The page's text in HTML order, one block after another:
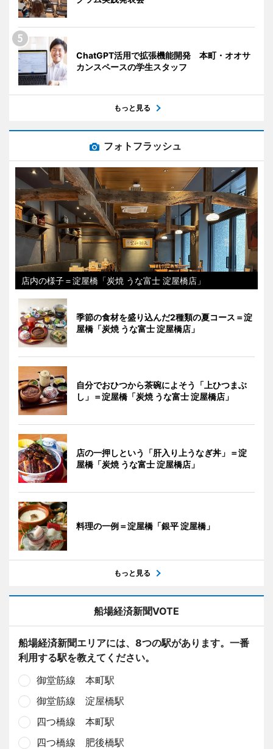
ChatGPT活用で拡張機能開発 本町・オオサ
カンスペースの学生スタッフ
もっと見る
フォトフラッシュ
店内の様子＝淀屋橋「炭焼 うな富士 淀屋橋店」
季節の食材を盛り込んだ2種類の夏コース＝淀
屋橋「炭焼 うな富士 淀屋橋店」
自分でおひつから茶碗によそう「上ひつまぶ
し」＝淀屋橋「炭焼 うな富士 淀屋橋店」
店の一押しという「肝入り上うなぎ丼」＝淀
屋橋「炭焼 うな富士 淀屋橋店」
料理の一例＝淀屋橋「銀平 淀屋橋」
もっと見る
船場経済新聞VOTE
船場経済新聞エリアには、8つの駅があります。一番
利用する駅を教えてください。
御堂筋線 本町駅
御堂筋線 淀屋橋駅
四つ橋線 本町駅
四つ橋線 肥後橋駅